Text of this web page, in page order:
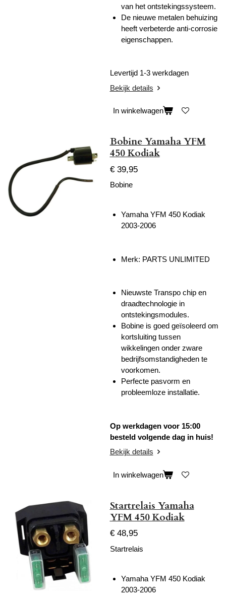
van het ontstekingssysteem.
De nieuwe metalen behuizing
heeft verbeterde anti-corrosie
eigenschappen.
Levertijd 1-3 werkdagen
Bekijk details
In winkelwagen
Bobine Yamaha YFM
450 Kodiak
€ 39,95
Bobine
Yamaha YFM 450 Kodiak
2003-2006
Merk: PARTS UNLIMITED
Nieuwste Transpo chip en
draadtechnologie in
ontstekingsmodules.
Bobine is goed geïsoleerd om
kortsluiting tussen
wikkelingen onder zware
bedrijfsomstandigheden te
voorkomen.
Perfecte pasvorm en
probleemloze installatie.
Op werkdagen voor 15:00
besteld volgende dag in huis!
Bekijk details
In winkelwagen
Startrelais Yamaha
YFM 450 Kodiak
€ 48,95
Startrelais
Yamaha YFM 450 Kodiak
2003-2006